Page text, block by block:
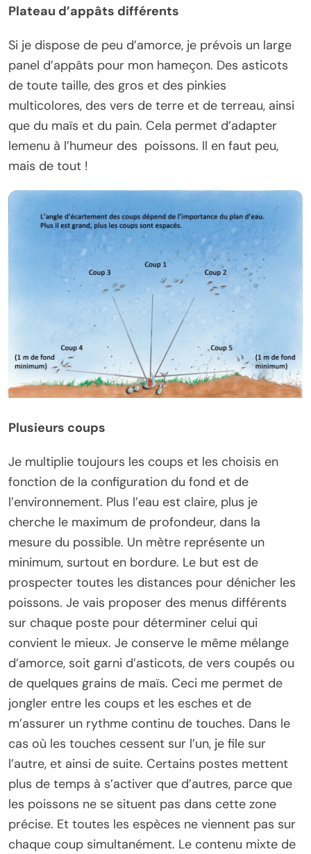
Plateau d’appâts différents
Si je dispose de peu d’amorce, je prévois un large
panel d’appâts pour mon hameçon. Des asticots
de toute taille, des gros et des pinkies
multicolores, des vers de terre et de terreau, ainsi
que du maïs et du pain. Cela permet d’adapter
lemenu à l’humeur des poissons. Il en faut peu,
mais de tout !
Plusieurs coups
Je multiplie toujours les coups et les choisis en
fonction de la configuration du fond et de
l’environnement. Plus l’eau est claire, plus je
cherche le maximum de profondeur, dans la
mesure du possible. Un mètre représente un
minimum, surtout en bordure. Le but est de
prospecter toutes les distances pour dénicher les
poissons. Je vais proposer des menus différents
sur chaque poste pour déterminer celui qui
convient le mieux. Je conserve le même mélange
d’amorce, soit garni d’asticots, de vers coupés ou
de quelques grains de maïs. Ceci me permet de
jongler entre les coups et les esches et de
m’assurer un rythme continu de touches. Dans le
cas où les touches cessent sur l’un, je file sur
l’autre, et ainsi de suite. Certains postes mettent
plus de temps à s’activer que d’autres, parce que
les poissons ne se situent pas dans cette zone
précise. Et toutes les espèces ne viennent pas sur
chaque coup simultanément. Le contenu mixte de